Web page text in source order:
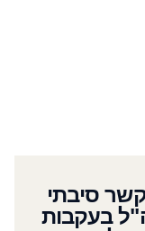
סיבתי
בעקבות